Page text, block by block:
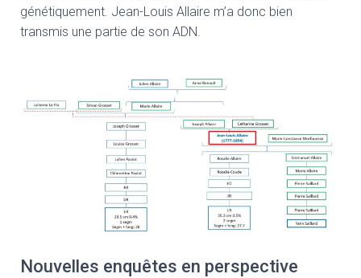
génétiquement. Jean-Louis Allaire m’a donc bien
transmis une partie de son ADN.
Nouvelles enquêtes en perspective